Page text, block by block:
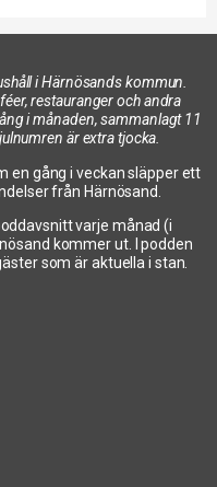
i Härnösands kommun.
restauranger och andra
i månaden, sammanlagt 11
är extra tjocka.
en gång i veckan släpper ett
från Härnösand.
varje månad (i
kommer ut. I podden
som är aktuella i stan.